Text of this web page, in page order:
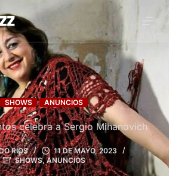
SHOWS ANUNCIOS
celebra a Sergio Mihanovich
RÍOS
11 DE MAYO, 2023
SHOWS,ANUNCIOS